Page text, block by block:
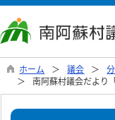
ホーム 議会
南阿蘇村議会だより